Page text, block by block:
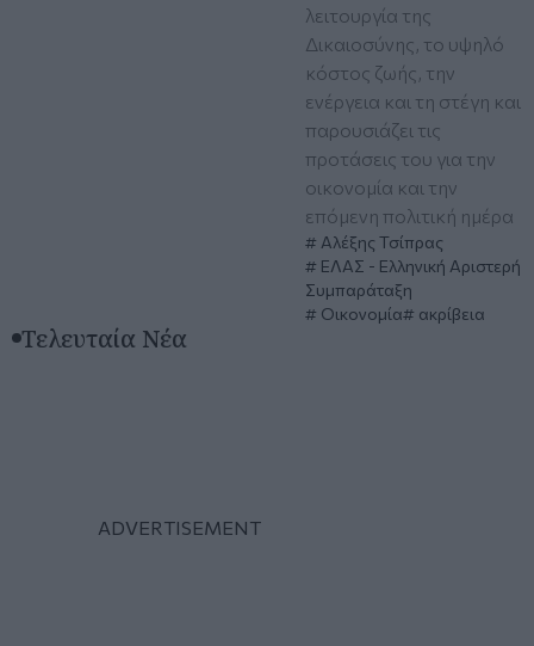
λειτουργία της
Δικαιοσύνης, το υψηλό
κόστος ζωής, την
ενέργεια και τη στέγη και
παρουσιάζει τις
προτάσεις του για την
οικονομία και την
επόμενη πολιτική ημέρα
Αλέξης Τσίπρας
ΕΛΑΣ - Ελληνική Αριστερή
Συμπαράταξη
Οικονομία
ακρίβεια
Τελευταία Νέα